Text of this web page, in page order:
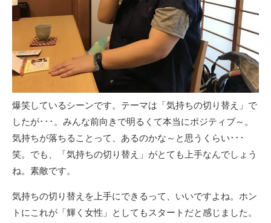
爆笑しているシーンです。テーマは「気持ちの切り替え」で
したが･･･。みんな前向きで明るくて本当にポジティブ～。
気持ちが落ちることって、あるのかな～と思うくらい･･･
笑。でも、「気持ちの切り替え」がとても上手なんでしょう
ね。素敵です。
気持ちの切り替えを上手にできるって、いいですよね。ホン
トにこれが「輝く女性」としてもスタートだと感じました。